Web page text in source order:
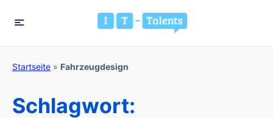
Startseite » Fahrzeugdesign
Schlagwort: